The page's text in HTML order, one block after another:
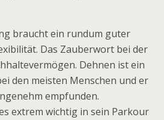
braucht ein rundum guter
Das Zauberwort bei der
Dehnen ist ein
den meisten Menschen und er
empfunden.
extrem wichtig in sein Parkour